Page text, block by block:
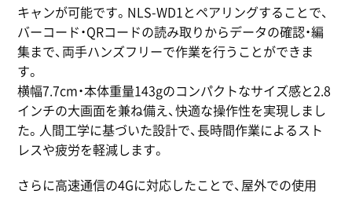
キャンが可能です。NLS-WD1とペアリングすることで、
バーコード・QRコードの読み取りからデータの確認・編
集まで、両手ハンズフリーで作業を行うことができま
す。
横幅7.7cm・本体重量143gのコンパクトなサイズ感と2.8
インチの大画面を兼ね備え、快適な操作性を実現しまし
た。人間工学に基づいた設計で、長時間作業によるスト
レスや疲労を軽減します。
さらに高速通信の4Gに対応したことで、屋外での使用